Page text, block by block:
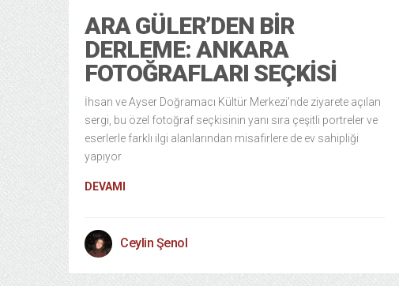
ARA GÜLER’DEN BIR
DERLEME: ANKARA
FOTOĞRAFLARI SEÇKISI
İhsan ve Ayser Doğramacı Kültür Merkezi’nde ziyarete açılan
sergi, bu özel fotoğraf seçkisinin yanı sıra çeşitli portreler ve
eserlerle farklı ilgi alanlarından misafirlere de ev sahipliği
yapıyor
DEVAMI
Ceylin Şenol